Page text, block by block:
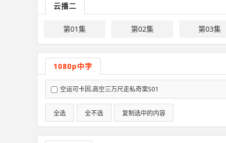
云播二
第01集 第02集 第03集
1080p中字
空运可卡因.高空三万尺走私奇案S01
全选 全不选 复制选中的内容